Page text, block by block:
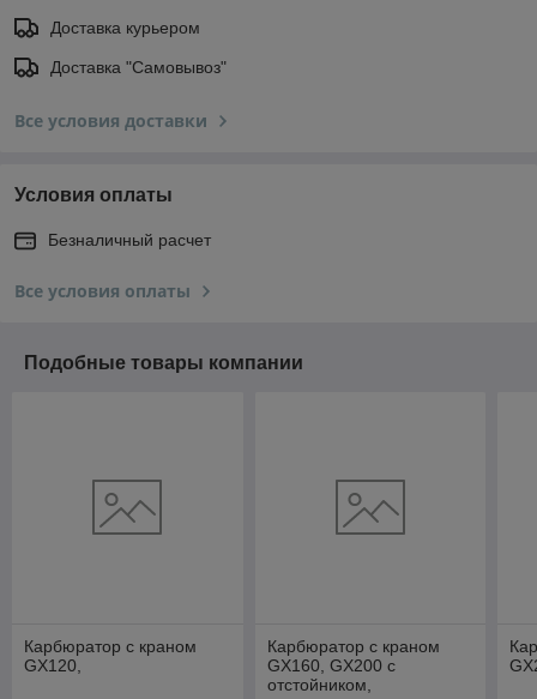
Доставка курьером
Доставка "Самовывоз"
Все условия доставки
Условия оплаты
Безналичный расчет
Все условия оплаты
Подобные товары компании
Карбюратор с краном
GX120,
Карбюратор с краном
GX160, GX200 с
отстойником,